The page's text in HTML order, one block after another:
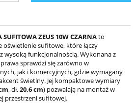
ZEUS 10W CZARNAto
oświetlenie sufitowe, które łączy
wysoką funkcjonalnością. Wykonana z
sprawdzi się zarówno w
jak i komercyjnych, gdzie wymagany
świetlny. Jej kompaktowe wymiary
, dł.20,6 cm) pozwalają na montaż w
przestrzeni sufitowej.